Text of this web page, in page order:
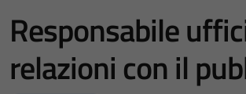
Responsabile
relazioni con il